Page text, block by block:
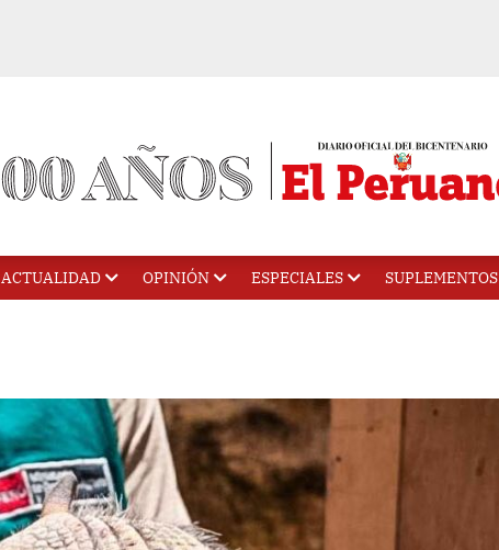
ACTUALIDAD OPINIÓN ESPECIALES SUPLEMENTOS